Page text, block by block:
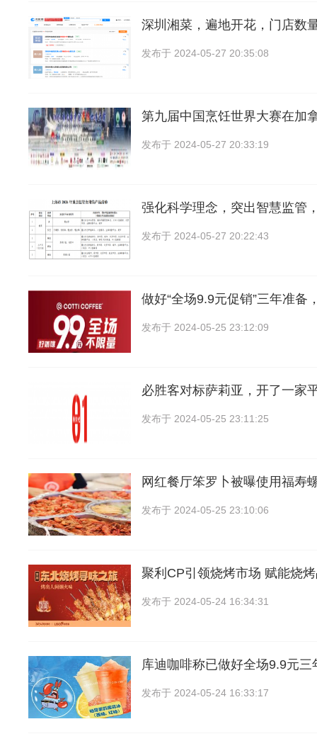
深圳湘菜，遍地开花，门店数
发布于 2024-05-27 20:35:08
第九届中国烹饪世界大赛在加
发布于 2024-05-27 20:33:19
强化科学理念，突出智慧监管
发布于 2024-05-27 20:22:43
做好“全场9.9元促销”三年准备
发布于 2024-05-25 23:12:09
必胜客对标萨莉亚，开了一家
发布于 2024-05-25 23:11:25
网红餐厅笨罗卜被曝使用福寿
发布于 2024-05-25 23:10:06
聚利CP引领烧烤市场 赋能烧
发布于 2024-05-24 16:34:31
库迪咖啡称已做好全场9.9元三
发布于 2024-05-24 16:33:17